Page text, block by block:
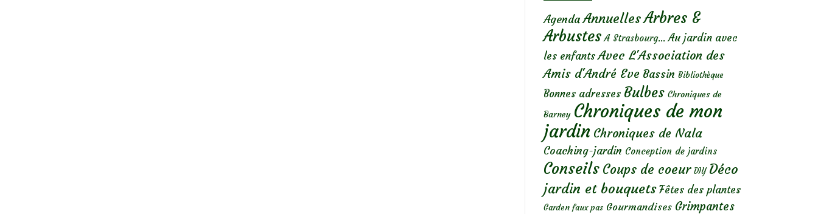
Agenda AnnuellesArbres &
Arbustes A Strasbourg... Au jardin avec
les enfants Avec L'Association des
Amis d'André Eve Bassin Bibliothèque
Bonnes adresses Bulbes Chroniques de
Barney Chroniques de mon
jardin Chroniques de Nala
Coaching-jardin Conception de jardins
Conseils Coups de coeur DIY Déco
jardin et bouquets Fêtes des plantes
Garden faux pas Gourmandises Grimpantes